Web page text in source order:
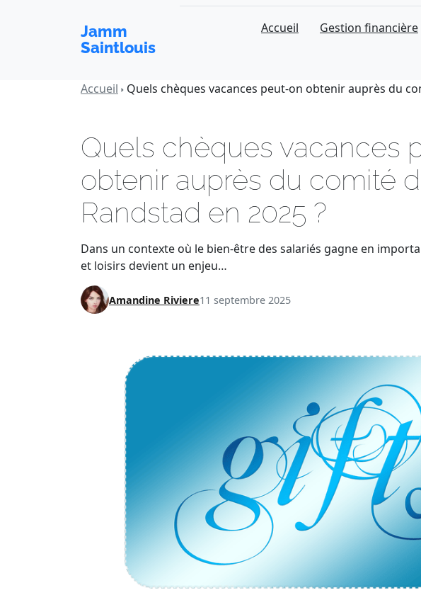
Jamm
Saintlouis
Accueil Gestion financière
Accueil
Quels chèques vacances peut-on obtenir auprès du
Quels chèques vacances
obtenir auprès du comité
Randstad en 2025 ?
Dans un contexte où le bien-être des salariés gagne en
et loisirs devient un enjeu…
Amandine Riviere11 septembre 2025